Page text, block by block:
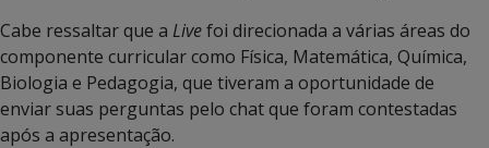
Cabe ressaltar que a Livefoi direcionada a várias áreas do
componente curricular como Física, Matemática, Química,
Biologia e Pedagogia, que tiveram a oportunidade de
enviar suas perguntas pelo chat que foram contestadas
após a apresentação.